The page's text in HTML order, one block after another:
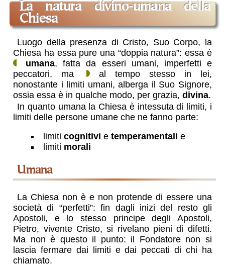
la natura divino-umana della
Chiesa
Luogo della presenza di Cristo, Suo Corpo, la
Chiesa ha essa pure una “doppia natura”: essa è
umana, fatta da esseri umani, imperfetti e
peccatori, ma
al tempo stesso in lei,
nonostante i limiti umani, alberga il Suo Signore,
ossia essa è in qualche modo, per grazia,divina.
In quanto umana la Chiesa è intessuta di limiti, i
limiti delle persone umane che ne fanno parte:
limiti cognitivi e temperamentali e
limiti morali
umana
La Chiesa non è e non protende di essere una
società di “perfetti”: fin dagli inizi del resto gli
Apostoli, e lo stesso principe degli Apostoli,
Pietro, vivente Cristo, si rivelano pieni di difetti.
Ma non è questo il punto: il Fondatore non si
lascia fermare dai limiti e dai peccati di chi ha
chiamato.